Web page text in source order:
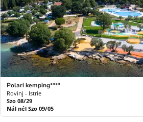
Polari kemping****
Rovinj - Istrie
Szo 08/29
Nál nél Szo 09/05